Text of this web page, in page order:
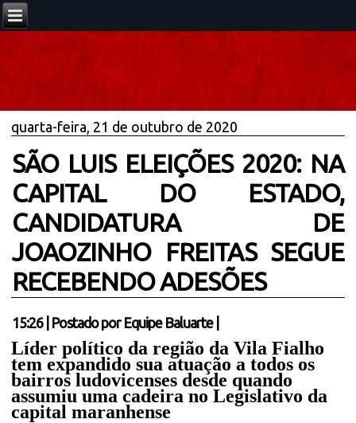
quarta-feira, 21 de outubro de 2020
SÃO LUIS ELEIÇÕES 2020: NA
CAPITAL DO ESTADO,
CANDIDATURA DE
JOAOZINHO FREITAS SEGUE
RECEBENDO ADESÕES
15:26| Postado por Equipe Baluarte
Líder político da região da Vila Fialho
tem expandido sua atuação a todos os
bairros ludovicenses desde quando
assumiu uma cadeira no Legislativo da
capital maranhense